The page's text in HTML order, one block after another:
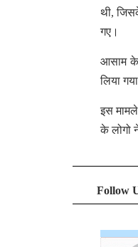
थी,
गए।
आसाम के
लिया
इस
के लोगो
Follow